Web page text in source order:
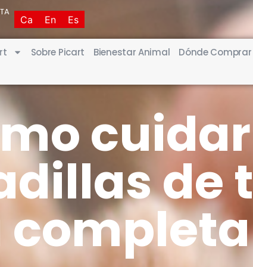
Ca En Es
Sobre Picart Bienestar Animal Dónde Comprar
de